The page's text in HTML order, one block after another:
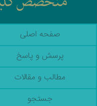
صفحه اصلی
پرسش و پاسخ
مطالب و مقالات
جستجو